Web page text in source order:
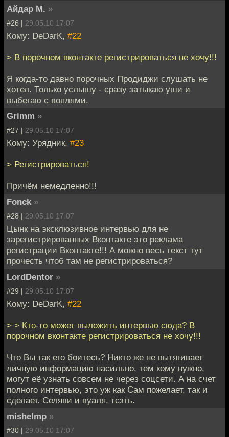
Айдар М. »
#26 | 29.05.10 17:07
Кому: DeDarK, #22
> В порочном вконтакте регистрироваться не хочу!!!
Я когда-то давно порочных Продиджи слушать не
хотел. Только услышу - сразу затыкаю уши и
выбегаю с воплями.
Grimm »
#27 | 29.05.10 17:07
Кому: Урядник, #23
> Регистрироваться!
Причём немедленно!!!
Fonck »
#28 | 29.05.10 17:07
Цынк на эксклюзивное интервью для не
зарегистрированных Вконтакте это реклама
регистрации Вконтакте!!! А можно весь текст тут
прочесть чтоб там не регистрироваться?
LordDentor »
#29 | 29.05.10 17:07
Кому: DeDarK, #22
> > Кто-то может выложить интервью сюда? В
порочном вконтакте регистрироваться не хочу!!!
Что Вы так его боитесь? Никто же не вытягивает
личную информацию насильно, тем кому нужно,
могут её узнать совсем не через соцсети. А на счет
полного интервью, это уж как Сам пожелает, так и
сделает. Селяви и вуаля, тсзть.
mishelmp »
#30 | 29.05.10 17:07